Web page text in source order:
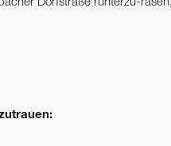
Dorfstraße runterzu-